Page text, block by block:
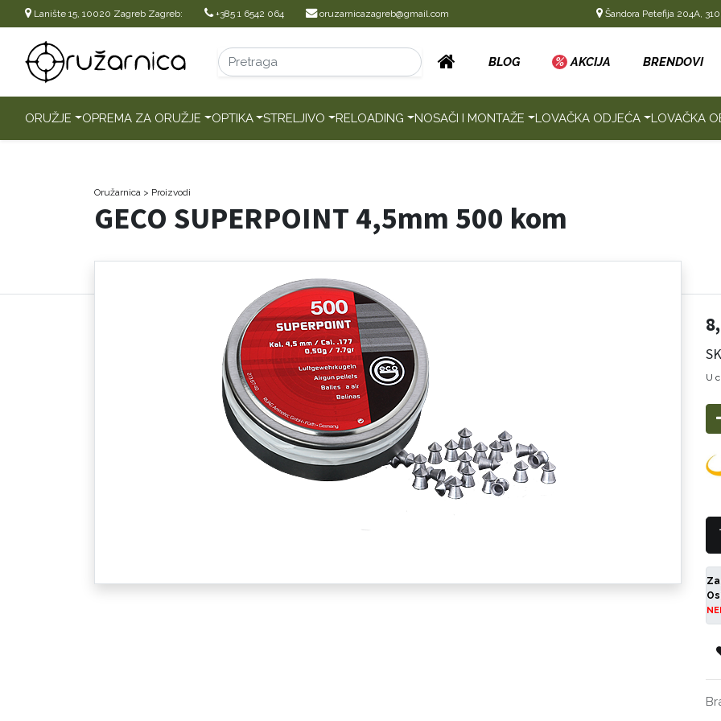
Lanište 15, 10020 Zagreb Zagreb: +385 1 6542 064 oruzarnicazagreb@gmail.com Šandora Petefija 204A,
BLOG % AKCIJA BRENDOVI
ORUŽJE OPREMA ZA ORUŽJE OPTIKA STRELJIVO RELOADING NOSAČI I MONTAŽE LOVAČKA ODJEĆA LOVAČKA
Oružarnica > Proizvodi
GECO SUPERPOINT 4,5mm 500 kom
U